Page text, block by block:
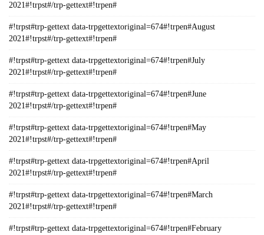
2021#!trpst#/trp-gettext#!trpen#
#!trpst#trp-gettext data-trpgettextoriginal=674#!trpen#August
2021#!trpst#/trp-gettext#!trpen#
#!trpst#trp-gettext data-trpgettextoriginal=674#!trpen#July
2021#!trpst#/trp-gettext#!trpen#
#!trpst#trp-gettext data-trpgettextoriginal=674#!trpen#June
2021#!trpst#/trp-gettext#!trpen#
#!trpst#trp-gettext data-trpgettextoriginal=674#!trpen#May
2021#!trpst#/trp-gettext#!trpen#
#!trpst#trp-gettext data-trpgettextoriginal=674#!trpen#April
2021#!trpst#/trp-gettext#!trpen#
#!trpst#trp-gettext data-trpgettextoriginal=674#!trpen#March
2021#!trpst#/trp-gettext#!trpen#
#!trpst#trp-gettext data-trpgettextoriginal=674#!trpen#February